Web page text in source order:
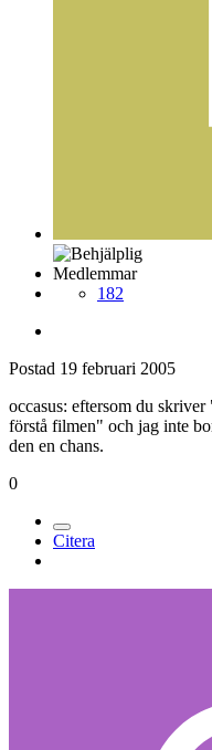
Medlemmar
182
Postad 19 februari 2005
occasus: eftersom du
förstå filmen" och jag inte
den en chans.
0
Citera